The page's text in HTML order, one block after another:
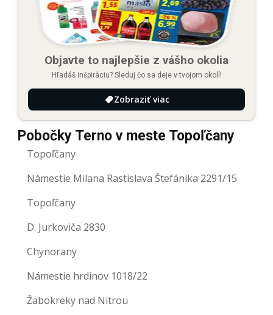
Objavte to najlepšie z vášho okolia
Hľadáš inšpiráciu? Sleduj čo sa deje v tvojom okolí!
Zobraziť viac
Pobočky Terno v meste Topoľčany
Topoľčany
Námestie Milana Rastislava Štefánika 2291/15
Topoľčany
D. Jurkoviča 2830
Chynorany
Námestie hrdinov 1018/22
Žabokreky nad Nitrou